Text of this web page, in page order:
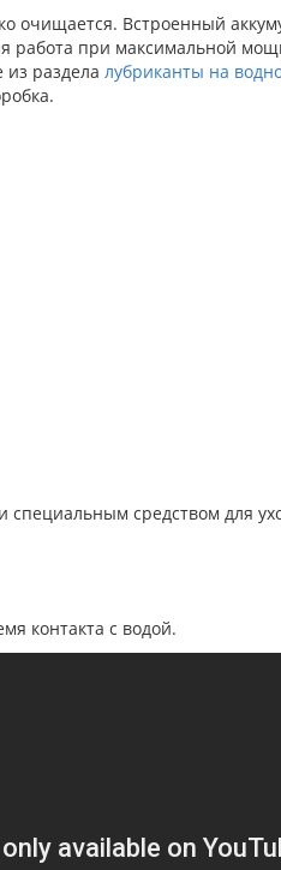
Встроенный
работа при максимальной
из раздела лубриканты на
средством для
контакта с водой.